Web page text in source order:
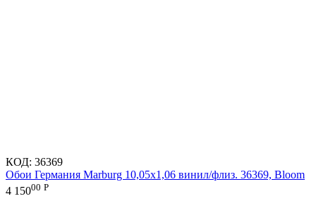
КОД: 36369
Обои Германия Marburg 10,05x1,06 винил/флиз. 36369, Bloom
4 15000 Р